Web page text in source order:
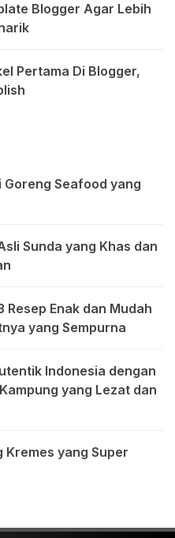
Blogger Agar Lebih
Pertama Di Blogger,
Goreng Seafood yang
Sunda yang Khas dan
Resep Enak dan Mudah
yang Sempurna
Indonesia dengan
yang Lezat dan
Kremes yang Super